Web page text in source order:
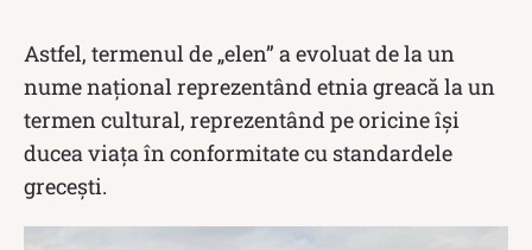
Astfel, termenul de „elen” a evoluat de la un
nume național reprezentând etnia greacă la un
termen cultural, reprezentând pe oricine își
ducea viața în conformitate cu standardele
grecești.